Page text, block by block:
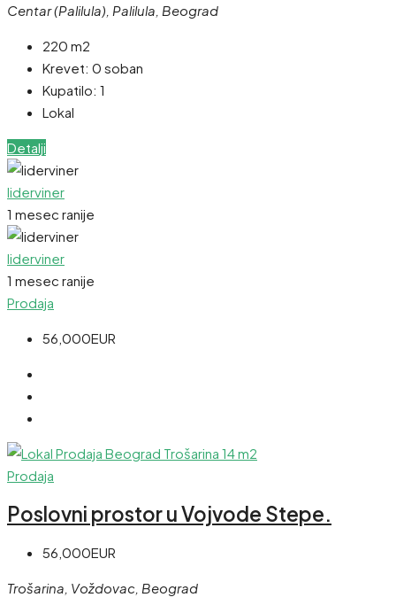
Centar (Palilula), Palilula, Beograd
220 m2
Krevet: 0 soban
Kupatilo: 1
Lokal
Detalji
liderviner
1 mesec ranije
liderviner
1 mesec ranije
Prodaja
56,000EUR
Prodaja
Poslovni prostor u Vojvode Stepe.
56,000EUR
Trošarina, Voždovac, Beograd